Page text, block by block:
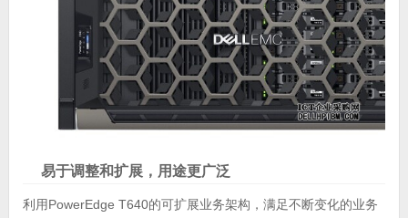
易于调整和扩展，用途更广泛
利用PowerEdge T640的可扩展业务架构，满足不断变化的业务